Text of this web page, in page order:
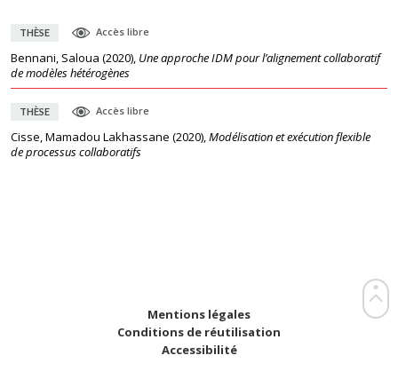
THÈSE Accès libre
Bennani, Saloua (2020), Une approche IDM pour l’alignement collaboratif
de modèles hétérogènes
THÈSE Accès libre
Cisse, Mamadou Lakhassane (2020),Modélisation et exécution flexible
de processus collaboratifs
Mentions légales
Conditions de réutilisation
Accessibilité